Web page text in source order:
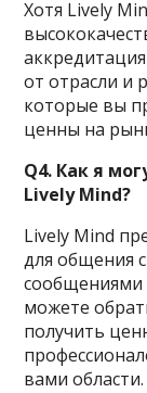
Хотя Lively
от отрасли и
которые вы
ценны на
Q4. Как я
Lively Mind?
Lively Mind
для общения
сообщениями
можете
получить
вами области.